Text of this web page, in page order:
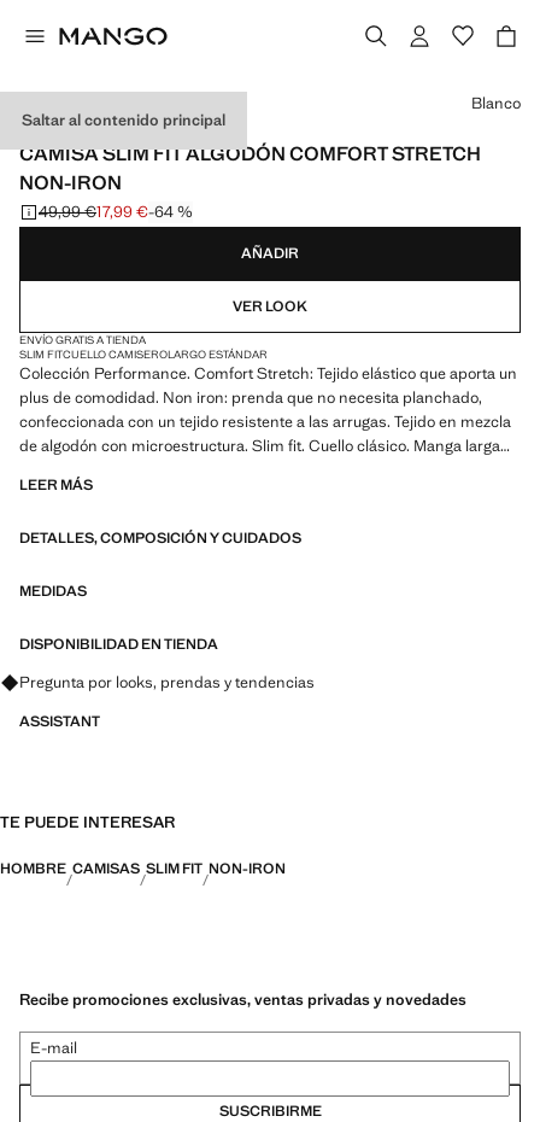
Saltar al contenido principal
PERFORMANCE
CAMISA SLIM FIT ALGODÓN COMFORT STRETCH
NON-IRON
Precio inicial tachado [49,99 € ]
49,99 €
Precio actual [17,99 € ]
17,99 €-64 %
Selecciona un color
Blanco
AÑADIR
VER LOOK
ENVÍO GRATIS A TIENDA
SLIM FITCUELLO CAMISEROLARGO ESTÁNDAR
Colección Performance. Comfort Stretch: Tejido elástico que aporta un
plus de comodidad. Non iron: prenda que no necesita planchado,
confeccionada con un tejido resistente a las arrugas. Tejido en mezcla
de algodón con microestructura. Slim fit. Cuello clásico. Manga larga
redondeado. Producto en rebajas
PERFORMANCE: Una colección de prendas confeccionadas con
características avanzadas como tejidos bi-stretch, de secado rápido,
organizadas en tres categorías generales: Termorregulador, Funcional
LEER MÁS
DETALLES, COMPOSICIÓN Y CUIDADOS
MEDIDAS
DISPONIBILIDAD EN TIENDA
Pregunta por looks, prendas y tendencias
ASSISTANT
TE PUEDE INTERESAR
HOMBRE CAMISAS SLIM FIT NON-IRON
Recibe promociones exclusivas, ventas privadas y novedades
E-mail
SUSCRIBIRME